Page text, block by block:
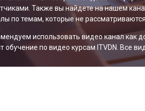
Также вы найдете на нашем
по темам, которые не
использовать видео канал как
обучение по видео курсам ITVDN. Все